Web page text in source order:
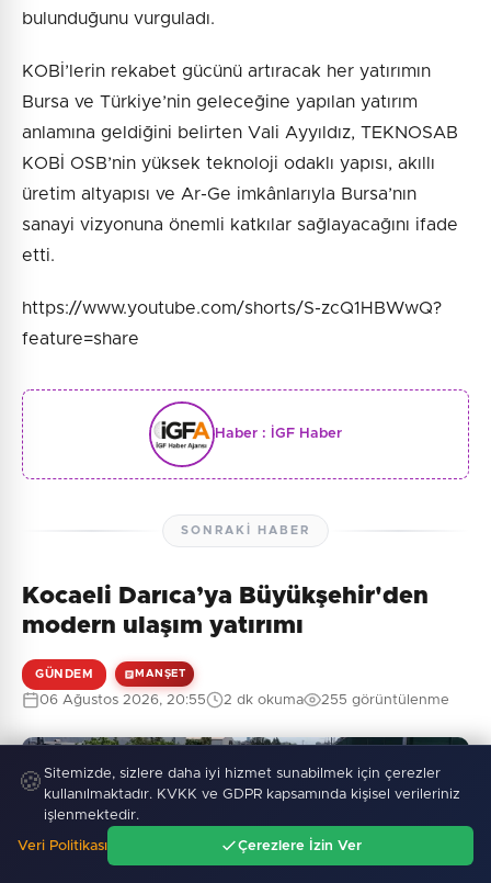
bulunduğunu vurguladı.
KOBİ’lerin rekabet gücünü artıracak her yatırımın
Bursa ve Türkiye’nin geleceğine yapılan yatırım
anlamına geldiğini belirten Vali Ayyıldız, TEKNOSAB
KOBİ OSB’nin yüksek teknoloji odaklı yapısı, akıllı
üretim altyapısı ve Ar-Ge imkânlarıyla Bursa’nın
sanayi vizyonuna önemli katkılar sağlayacağını ifade
etti.
https://www.youtube.com/shorts/S-zcQ1HBWwQ?
feature=share
Haber : İGF Haber
SONRAKI HABER
Kocaeli Darıca’ya Büyükşehir'den
modern ulaşım yatırımı
GÜNDEM MANŞET
06 Ağustos 2026, 20:55 2 dk okuma 255 görüntülenme
🍪 Sitemizde, sizlere daha iyi hizmet sunabilmek için çerezler
kullanılmaktadır. KVKK ve GDPR kapsamında kişisel verileriniz
işlenmektedir.
Veri Politikası Çerezlere İzin Ver
Gündem Ara Menü